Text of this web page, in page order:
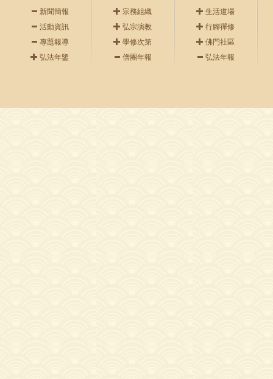
新聞簡報
活動資訊
專題報導
弘法年鑒
宗務組織
弘宗演教
學修次第
僧團年報
生活道場
行腳禪修
佛門社區
弘法年報